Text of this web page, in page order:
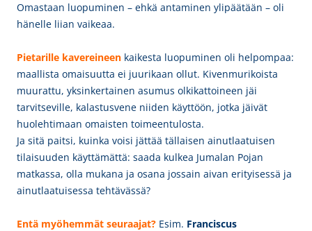
Omastaan luopuminen – ehkä antaminen ylipäätään – oli
hänelle liian vaikeaa.
Pietarille kavereineen kaikesta luopuminen oli helpompaa:
maallista omaisuutta ei juurikaan ollut. Kivenmurikoista
muurattu, yksinkertainen asumus olkikattoineen jäi
tarvitseville, kalastusvene niiden käyttöön, jotka jäivät
huolehtimaan omaisten toimeentulosta.
Ja sitä paitsi, kuinka voisi jättää tällaisen ainutlaatuisen
tilaisuuden käyttämättä: saada kulkea Jumalan Pojan
matkassa, olla mukana ja osana jossain aivan erityisessä ja
ainutlaatuisessa tehtävässä?
Entä myöhemmät seuraajat? Esim. Franciscus